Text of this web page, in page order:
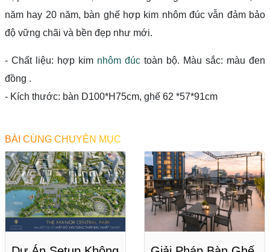
năm hay 20 năm, bàn ghế hợp kim nhôm đúc vẫn đảm bảo
độ vững chãi và bền đẹp như mới.
- Chất liệu: hợp kim nhôm đúc toàn bộ. Màu sắc: màu đen
đồng .
- Kích thước: bàn D100*H75cm, ghế 62 *57*91cm
BÀI CÙNG CHUYÊN MỤC